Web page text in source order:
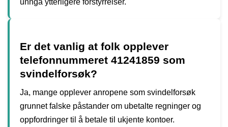
Er det vanlig at folk opplever
telefonnummeret 41241859 som
svindelforsøk?
Ja, mange opplever anropene som svindelforsøk
grunnet falske påstander om ubetalte regninger og
oppfordringer til å betale til ukjente kontoer.